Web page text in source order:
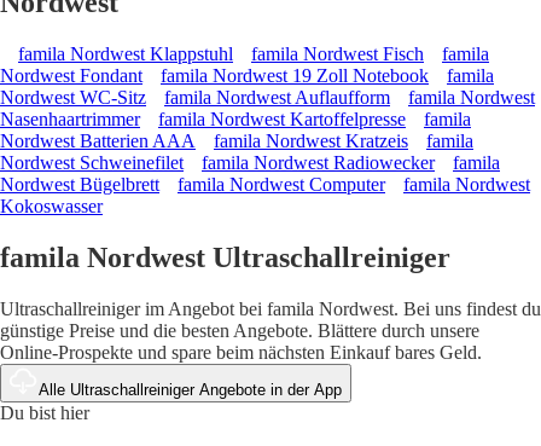
famila Nordwest Klappstuhl famila Nordwest Fisch
famila
Nordwest Fondant
famila Nordwest 19 Zoll Notebook
famila
Nordwest WC-Sitz
famila Nordwest Auflaufform
famila Nordwest
Nasenhaartrimmer
famila Nordwest Kartoffelpresse
famila
Nordwest Batterien AAA
famila Nordwest Kratzeis
famila
Nordwest Schweinefilet
famila Nordwest Radiowecker
famila
Nordwest Bügelbrett
famila Nordwest Computer
famila Nordwest
Kokoswasser
famila Nordwest Ultraschallreiniger
Ultraschallreiniger im Angebot bei famila Nordwest. Bei uns findest du
günstige Preise und die besten Angebote. Blättere durch unsere
Online-Prospekte und spare beim nächsten Einkauf bares Geld.
Alle Ultraschallreiniger Angebote in der App
Du bist hier